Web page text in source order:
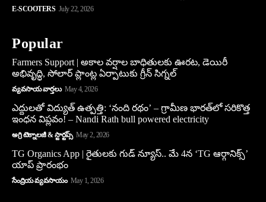
E-SCOOTERS July 22, 2026
Popular
Farmers Support | అకాల వర్షాల బాధితులకు ఊరట, డెయిరీ
అభివృద్ధి, సోలార్ ప్లాంట్ల ఏర్పాటుకు గ్రీన్‌ సిగ్నల్
వ్యవసాయ వార్తలు May 4, 2026
ఎద్దులతో విద్యుత్ ఉత్పత్తి: ‘నంది రథం’ – గ్రామీణ భారత్‌లో సరికొత్త
ఇంధన విప్లవం! – Nandi Rath bull powered electricity
అగ్రి టెక్నాలజీ & స్టార్టప్స్ May 2, 2026
TG Organics App | రైతులకు గుడ్ న్యూస్.. మే 4న ‘TG ఆర్గానిక్స్’
యాప్ ప్రారంభం
సేంద్రియ వ్యవసాయం May 1, 2026